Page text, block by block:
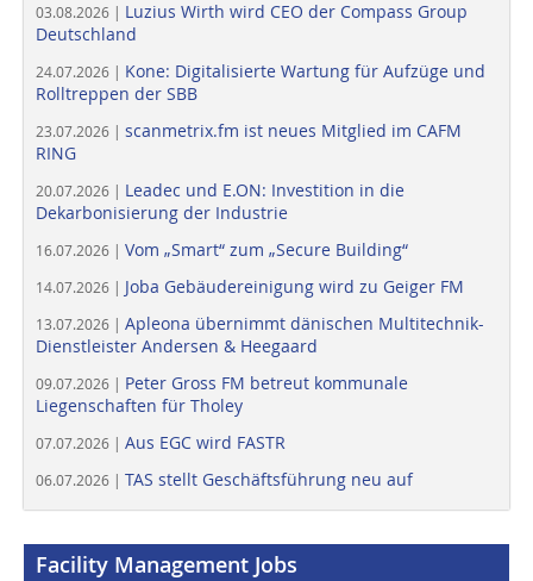
03.08.2026 | Luzius Wirth wird CEO der Compass Group
Deutschland
24.07.2026 | Kone: Digitalisierte Wartung für Aufzüge und
Rolltreppen der SBB
23.07.2026 | scanmetrix.fm ist neues Mitglied im CAFM
RING
20.07.2026 | Leadec und E.ON: Investition in die
Dekarbonisierung der Industrie
16.07.2026 | Vom „Smart“ zum „Secure Building“
14.07.2026 | Joba Gebäudereinigung wird zu Geiger FM
13.07.2026 | Apleona übernimmt dänischen Multitechnik-
Dienstleister Andersen & Heegaard
09.07.2026 | Peter Gross FM betreut kommunale
Liegenschaften für Tholey
07.07.2026 | Aus EGC wird FASTR
06.07.2026 | TAS stellt Geschäftsführung neu auf
Facility Management Jobs